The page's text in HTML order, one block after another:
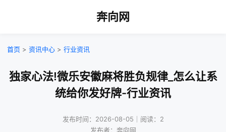
奔向网
首页 > 资讯中心 > 行业资讯
独家心法!微乐安徽麻将胜负规律_怎么让系
统给你发好牌-行业资讯
发布时间：2026-08-05｜阅读：2
发布者：奔向网